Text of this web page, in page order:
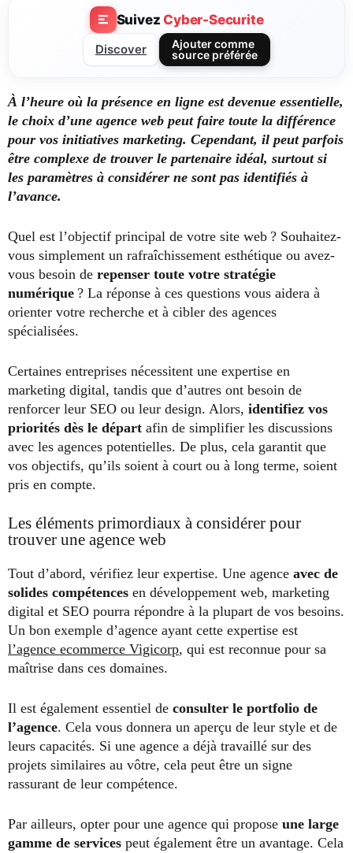
SuivezCyber-Securite
Discover
Ajouter comme
source préférée
À l’heure où la présence en ligne est devenue essentielle,
le choix d’une agence web peut faire toute la différence
pour vos initiatives marketing. Cependant, il peut parfois
être complexe de trouver le partenaire idéal, surtout si
les paramètres à considérer ne sont pas identifiés à
l’avance.
Quel est l’objectif principal de votre site web ? Souhaitez-
vous simplement un rafraîchissement esthétique ou avez-
vous besoin de repenser toute votre stratégie
numérique ? La réponse à ces questions vous aidera à
orienter votre recherche et à cibler des agences
spécialisées.
Certaines entreprises nécessitent une expertise en
marketing digital, tandis que d’autres ont besoin de
renforcer leur SEO ou leur design. Alors, identifiez vos
priorités dès le départ afin de simplifier les discussions
avec les agences potentielles. De plus, cela garantit que
vos objectifs, qu’ils soient à court ou à long terme, soient
pris en compte.
Les éléments primordiaux à considérer pour
trouver une agence web
Tout d’abord, vérifiez leur expertise. Une agence avec de
solides compétences en développement web, marketing
digital et SEO pourra répondre à la plupart de vos besoins.
Un bon exemple d’agence ayant cette expertise est
l’agence ecommerce Vigicorp, qui est reconnue pour sa
maîtrise dans ces domaines.
Il est également essentiel de consulter le portfolio de
l’agence. Cela vous donnera un aperçu de leur style et de
leurs capacités. Si une agence a déjà travaillé sur des
projets similaires au vôtre, cela peut être un signe
rassurant de leur compétence.
Par ailleurs, opter pour une agence qui propose une large
gamme de services peut également être un avantage. Cela